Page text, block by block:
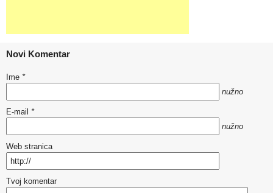
Novi Komentar
Ime *
nužno
E-mail *
nužno
Web stranica
Tvoj komentar